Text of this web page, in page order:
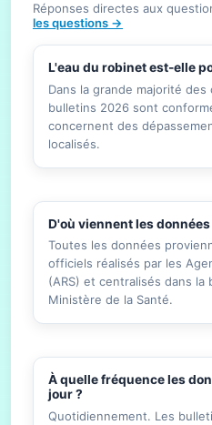
Réponses directes aux
les questions →
L'eau du robinet est-elle
Dans la grande majorité des
bulletins 2026 sont
concernent des
localisés.
D'où viennent les données
Toutes les données
officiels réalisés par les
(ARS) et centralisés dans la
Ministère de la Santé.
À quelle fréquence les
jour ?
Quotidiennement. Les